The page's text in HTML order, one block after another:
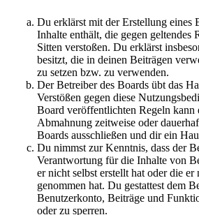
Du erklärst mit der Erstellung eines
Inhalte enthält, die gegen geltendes
Sitten verstoßen. Du erklärst
besitzt, die in deinen Beiträgen
zu setzen bzw. zu verwenden.
Der Betreiber des Boards übt das
Verstößen gegen diese
Board veröffentlichten Regeln kann
Abmahnung zeitweise oder
Boards ausschließen und dir ein
Du nimmst zur Kenntnis, dass der
Verantwortung für die Inhalte von
er nicht selbst erstellt hat oder die
genommen hat. Du gestattest dem
Benutzerkonto, Beiträge und
oder zu sperren.